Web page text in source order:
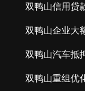
双鸭山信用贷
双鸭山企业大
双鸭山汽车抵
双鸭山重组优